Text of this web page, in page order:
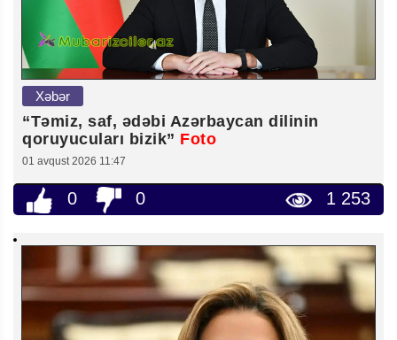
Xəbər
“Təmiz, saf, ədəbi Azərbaycan dilinin
qoruyucuları bizik” Foto
01 avqust 2026 11:47
0 0 1 253